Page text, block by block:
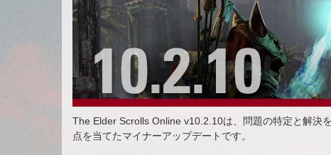
The Elder Scrolls Online v10.2.10は、問題の特定と解決
点を当てたマイナーアップデートです。